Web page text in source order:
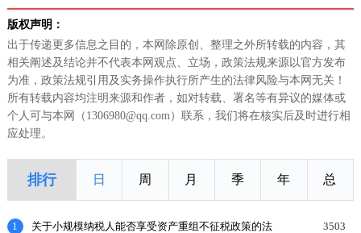
版权声明：
出于传递更多信息之目的，本网除原创、整理之外所转载的内容，其
相关阐述及结论并不代表本网观点、立场，政策法规来源以官方发布
为准，政策法规引用及实务操作执行所产生的法律风险与本网无关！
所有转载内容均注明来源和作者，如对转载、署名等有异议的媒体或
个人可与本网（1306980@qq.com）联系，我们将在核实后及时进行相
应处理。
排行 日 周 月 季 年 总
1
关于小规模纳税人能否享受资产重组不征税政策的法
3503